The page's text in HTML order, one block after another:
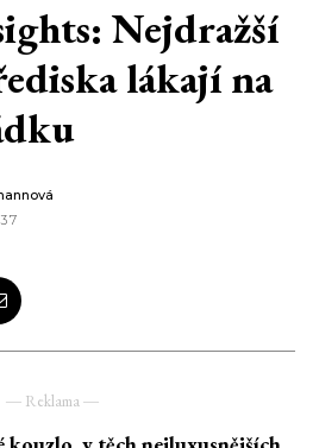
Nejdražší
lákají na
― Reklama ―